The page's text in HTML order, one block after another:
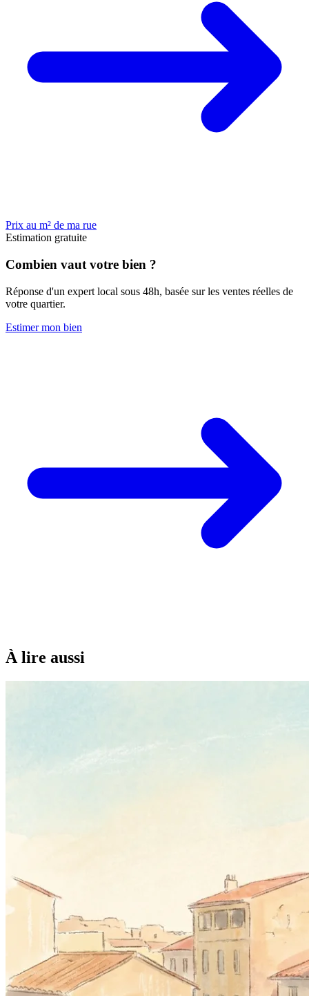
Prix au m² de ma rue
Estimation gratuite
Combien vaut votre bien ?
Réponse d'un expert local sous 48h, basée sur les ventes réelles de
votre quartier.
Estimer mon bien
À lire aussi